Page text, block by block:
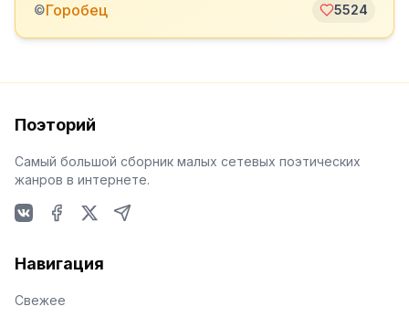
©Горобец 5524
Поэторий
Самый большой сборник малых сетевых поэтических
жанров в интернете.
Навигация
Свежее